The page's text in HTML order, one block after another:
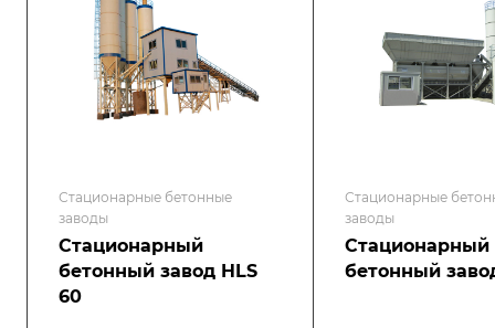
Стационарные бетонные
заводы
Стационарный
бетонный завод HLS
60
Стационарные
заводы
Стационарный
бетонный